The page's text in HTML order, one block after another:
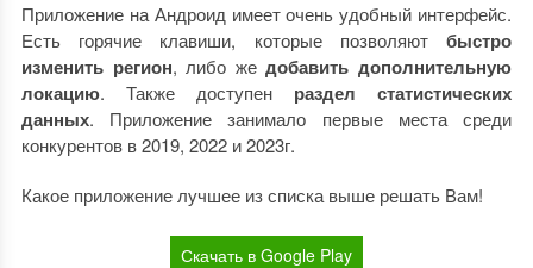
Приложение на Андроид имеет очень удобный интерфейс.
Есть горячие клавиши, которые позволяютбыстро
изменить регион, либо жедобавить дополнительную
локацию. Также доступен раздел статистических
данных. Приложение занимало первые места среди
конкурентов в 2019, 2022 и 2023г.
Какое приложение лучшее из списка выше решать Вам!
Скачать в Google Play